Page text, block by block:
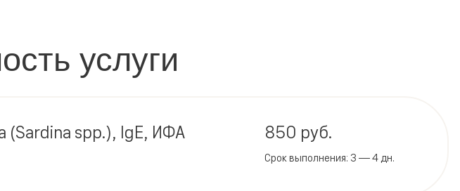
услуги
(Sardina spp.), IgE, ИФА 850 руб.
Срок выполнения: 3 — 4 дн.